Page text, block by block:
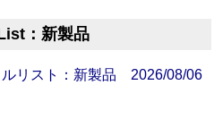
：新製品
ルリスト：新製品 2026/08/06